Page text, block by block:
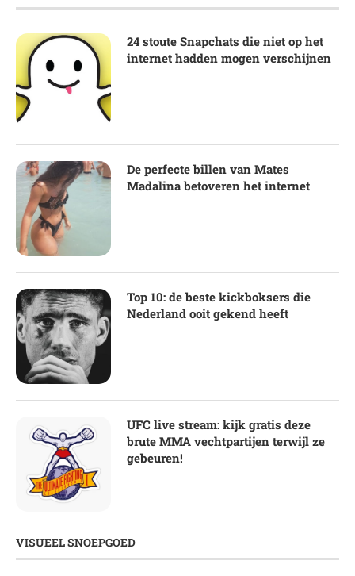
24 stoute Snapchats die niet op het
internet hadden mogen verschijnen
De perfecte billen van Mates
Madalina betoveren het internet
Top 10: de beste kickboksers die
Nederland ooit gekend heeft
UFC live stream: kijk gratis deze
brute MMA vechtpartijen terwijl ze
gebeuren!
VISUEEL SNOEPGOED